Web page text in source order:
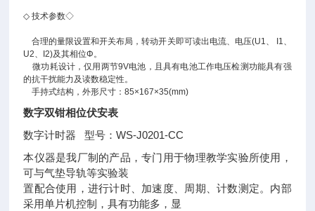
◇ 技术参数◇
合理的量限设置和开关布局，转动开关即可读出电流、电压(U1、 I1、
U2、I2)及其相位Φ。
微功耗设计，仅用两节9V电池，且具有电池工作电压检测功能具有强
的抗干扰能力及读数稳定性。
手持式结构，外形尺寸：85×167×35(mm)
数字双钳相位伏安表
数字计时器 型号：WS-J0201-CC
本仪器是我厂制的产品，专门用于物理教学实验所使用，
可与气垫导轨等实验装
置配合使用，进行计时、加速度、周期、计数测定。内部
采用单片机控制，具有功能多，显